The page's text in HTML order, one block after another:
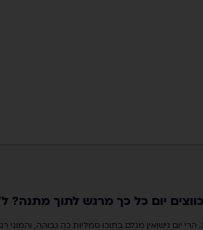
יום כל כך מרגש לתוך
הרי יום נישואין מגלם בתוכו סמליות כה גבוהה,